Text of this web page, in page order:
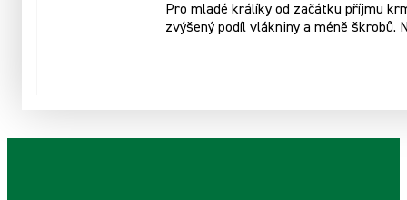
Pro mladé králíky od začátku příjmu
zvýšený podíl vlákniny a méně škrobů.